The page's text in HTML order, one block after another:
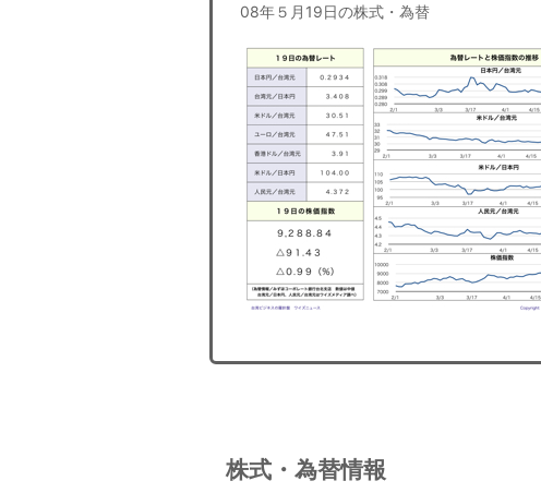
08年５月19日の株式・為替
株式・為替情報